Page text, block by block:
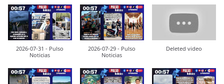
2026-07-31 - Pulso
Noticias
2026-07-29 - Pulso
Noticias
Deleted video